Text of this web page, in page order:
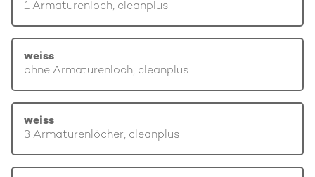
1 Armaturenloch, cleanplus
weiss
ohne Armaturenloch, cleanplus
weiss
3 Armaturenlöcher, cleanplus